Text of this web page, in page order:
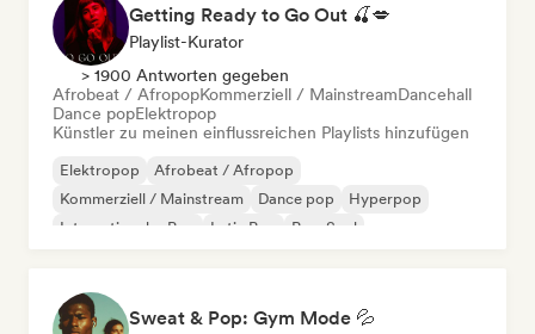
Getting Ready to Go Out 🍒💋
Playlist-Kurator
> 1900 Antworten gegeben
Afrobeat / AfropopKommerziell / MainstreamDancehall
Dance popElektropop
Künstler zu meinen einflussreichen Playlists hinzufügen
Elektropop
Afrobeat / Afropop
Kommerziell / Mainstream
Dance pop
Hyperpop
Internationaler Pop
Latin Pop Pop-Soul
Sweat & Pop: Gym Mode 💦